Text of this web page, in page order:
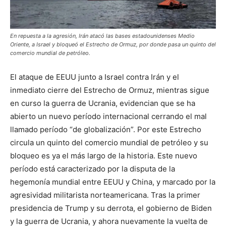
En repuesta a la agresión, Irán atacó las bases estadounidenses Medio
Oriente, a Israel y bloqueó el Estrecho de Ormuz, por donde pasa un quinto del
comercio mundial de petróleo.
El ataque de EEUU junto a Israel contra Irán y el
inmediato cierre del Estrecho de Ormuz, mientras sigue
en curso la guerra de Ucrania, evidencian que se ha
abierto un nuevo período internacional cerrando el mal
llamado período “de globalización”. Por este Estrecho
circula un quinto del comercio mundial de petróleo y su
bloqueo es ya el más largo de la historia. Este nuevo
período está caracterizado por la disputa de la
hegemonía mundial entre EEUU y China, y marcado por la
agresividad militarista norteamericana. Tras la primer
presidencia de Trump y su derrota, el gobierno de Biden
y la guerra de Ucrania, y ahora nuevamente la vuelta de